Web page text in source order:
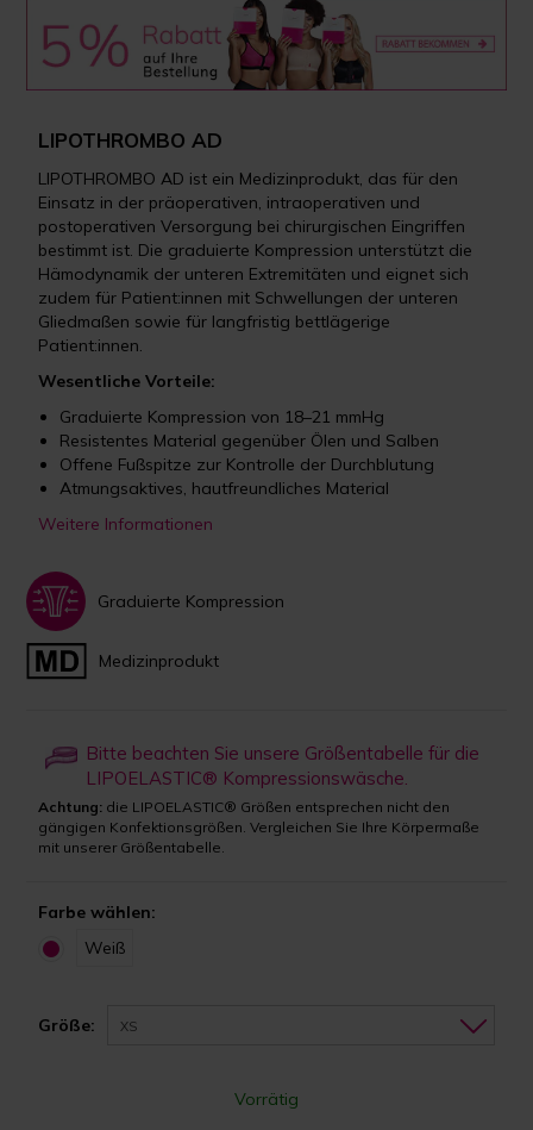
LIPOTHROMBO AD
LIPOTHROMBO AD ist ein Medizinprodukt, das für den
Einsatz in der präoperativen, intraoperativen und
postoperativen Versorgung bei chirurgischen Eingriffen
bestimmt ist. Die graduierte Kompression unterstützt die
Hämodynamik der unteren Extremitäten und eignet sich
zudem für Patient:innen mit Schwellungen der unteren
Gliedmaßen sowie für langfristig bettlägerige
Patient:innen.
Wesentliche Vorteile:
Graduierte Kompression von 18–21 mmHg
Resistentes Material gegenüber Ölen und Salben
Offene Fußspitze zur Kontrolle der Durchblutung
Atmungsaktives, hautfreundliches Material
Weitere Informationen
Graduierte Kompression
Medizinprodukt
Bitte beachten Sie unsere Größentabelle für die
LIPOELASTIC® Kompressionswäsche.
Achtung: die LIPOELASTIC® Größen entsprechen nicht den
gängigen Konfektionsgrößen. Vergleichen Sie Ihre Körpermaße
mit unserer Größentabelle.
Farbe wählen:
Weiß
Größe: XS
Vorrätig